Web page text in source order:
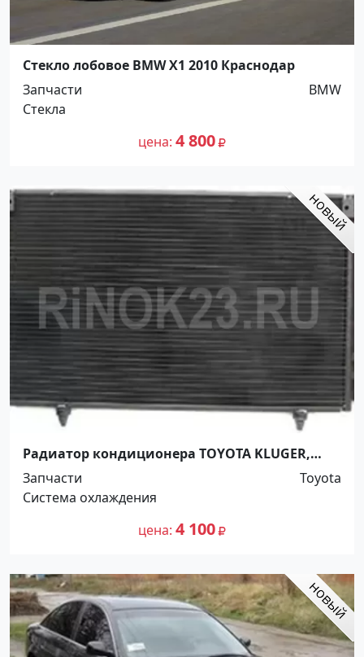
Стекло лобовое BMW X1 2010 Краснодар
Запчасти
BMW
Стекла
цена 4 800
Радиатор кондиционера TOYOTA KLUGER,
HIGHLANDER 2000-07 Краснодар Краснодар
Запчасти
Toyota
Система охлаждения
цена 4 100